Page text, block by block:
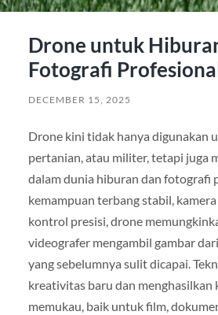
Drone untuk
Fotografi
DECEMBER 15, 2025
Drone kini tidak hanya digunakan
pertanian, atau militer, tetapi juga
dalam dunia hiburan dan fotografi
kemampuan terbang stabil,
kontrol presisi, drone
videografer mengambil gambar
yang sebelumnya sulit dicapai.
kreativitas baru dan menghasilkan
memukau, baik untuk film,